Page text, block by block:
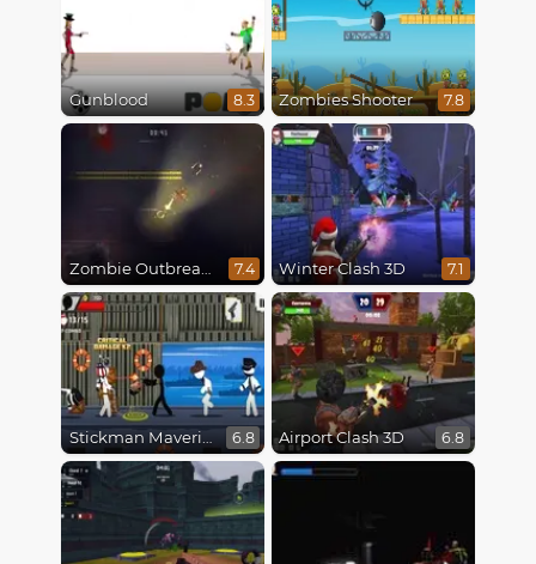
Gunblood 8.3 Zombies Shooter 7.8
Zombie Outbreak Arena 7.4 Winter Clash 3D 7.1
Stickman Maverick: Bad Boys Killer 6.8 Airport Clash 3D 6.8